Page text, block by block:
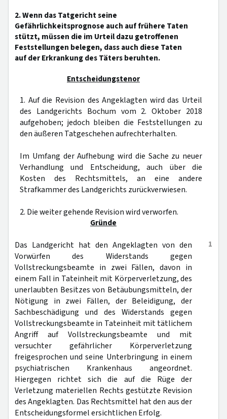
2. Wenn das Tatgericht seine
Gefährlichkeitsprognose auch auf frühere Taten
stützt, müssen die im Urteil dazu getroffenen
Feststellungen belegen, dass auch diese Taten
auf der Erkrankung des Täters beruhten.
Entscheidungstenor
1. Auf die Revision des Angeklagten wird das Urteil
des Landgerichts Bochum vom 2. Oktober 2018
aufgehoben; jedoch bleiben die Feststellungen zu
den äußeren Tatgeschehen aufrechterhalten.
Im Umfang der Aufhebung wird die Sache zu neuer
Verhandlung und Entscheidung, auch über die
Kosten des Rechtsmittels, an eine andere
Strafkammer des Landgerichts zurückverwiesen.
2. Die weiter gehende Revision wird verworfen.
Gründe
1
Das Landgericht hat den Angeklagten von den
Vorwürfen des Widerstands gegen
Vollstreckungsbeamte in zwei Fällen, davon in
einem Fall in Tateinheit mit Körperverletzung, des
unerlaubten Besitzes von Betäubungsmitteln, der
Nötigung in zwei Fällen, der Beleidigung, der
Sachbeschädigung und des Widerstands gegen
Vollstreckungsbeamte in Tateinheit mit tätlichem
Angriff auf Vollstreckungsbeamte und mit
versuchter gefährlicher Körperverletzung
freigesprochen und seine Unterbringung in einem
psychiatrischen Krankenhaus angeordnet.
Hiergegen richtet sich die auf die Rüge der
Verletzung materiellen Rechts gestützte Revision
des Angeklagten. Das Rechtsmittel hat den aus der
Entscheidungsformel ersichtlichen Erfolg.